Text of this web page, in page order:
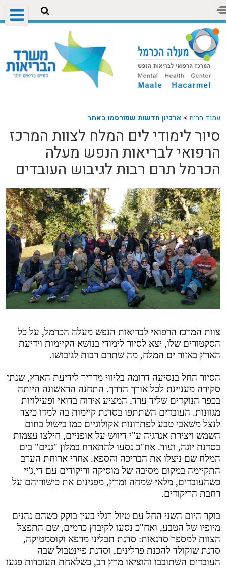
עמוד הבית> ארכיון חדשות שפורסמו באתר
סיור לימודי לים המלח לצוות המרכז
הרפואי לבריאות הנפש מעלה
הכרמל תרם רבות לגיבוש העובדים
צוות המרכז הרפואי לבריאות הנפש מעלה הכרמל, על כל
הסקטורים שלו, יצא לסיור לימודי בנושא הקיימות וידיעת
הארץ באזור ים המלח, מה שתרם רבות לגיבושו.
הסיור החל בנסיעה דרומה בליווי מדריך לידיעת הארץ, שנתן
סקירה מעניינת לכל אורך הדרך. התחנה הראשונה הייתה
בכפר הנוקדים שליד ערד, המציע אירוח בדואי ופעילויות
מגוונות. העובדים השתתפו בסדנת קיימות בה למדו כיצד
לנצל משאבי טבע לפתרונות אקולוגיים כמו בישול בחום
השמש ויצירת אנרגיה ע"י דיווש על אופניים, חילצו עצמות
בסדנת יוגה, ועוד. אח"כ נסעו להתארח במלון "גנים" בים
המלח שם ניצלו את הבריכה והספא. אחרי ארוחת הערב
התקיימה במקום מסיבה של מוסיקה וריקודים עם די.ג'יי
כשהעובדים, מלאי שמחה ומרץ, מפגינים את כישוריהם על
רחבת הריקודים.
בוקר היום השני החל עם טיול רגלי בעין בוקק כשהם נהנים
מיופיו של הטבע, ואח"כ נסעו לקיבוץ כרמים, שם התפצל
הצוות למספר סדנאות: סדנת תבליני מרפא וקוסמטיקה,
סדנת שוקולד להכנת פרלינים, וסדנת פיינטבול שבה
העובדים השתובבו והוציאו מרץ רב, כשלאחת העובדות פגעו